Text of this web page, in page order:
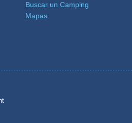
Buscar un Camping
Mapas